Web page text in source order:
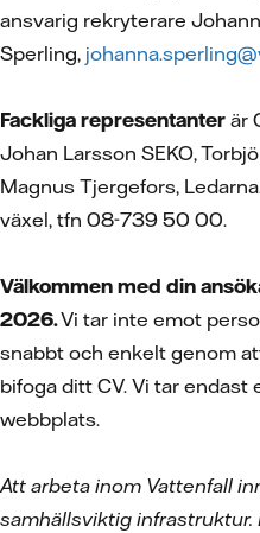
ansvarig rekryterare
Sperling,
Fackliga representanter är
Johan Larsson SEKO,
Magnus Tjergefors,
växel, tfn 08-739 50 00.
Välkommen med din
2026.Vi tar inte emot
snabbt och enkelt genom
bifoga ditt CV. Vi tar endast
webbplats.
Att arbeta inom Vattenfall
samhällsviktig infrastruktur.